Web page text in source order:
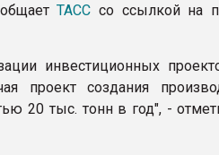
ТАСС со ссылкой на
инвестиционных
проект создания
20 тыс. тонн в год", -